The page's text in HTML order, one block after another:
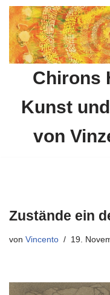
Zum
Inhalt
springen
Chirons
Kunst
von
Zustände ein
von Vincento 19.